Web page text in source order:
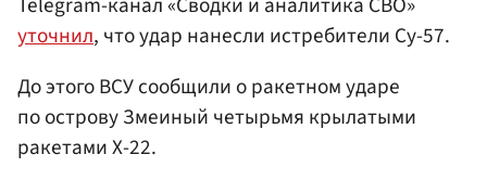
уточнил, что удар нанесли истребители Су-57.
До этого ВСУ сообщили о ракетном ударе
по острову Змеиный четырьмя крылатыми
ракетами Х-22.